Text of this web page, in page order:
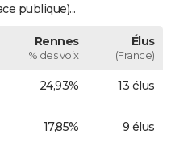
publique)...
Rennes
% des voix
Élus
(France)
24,93% 13 élus
17,85% 9 élus